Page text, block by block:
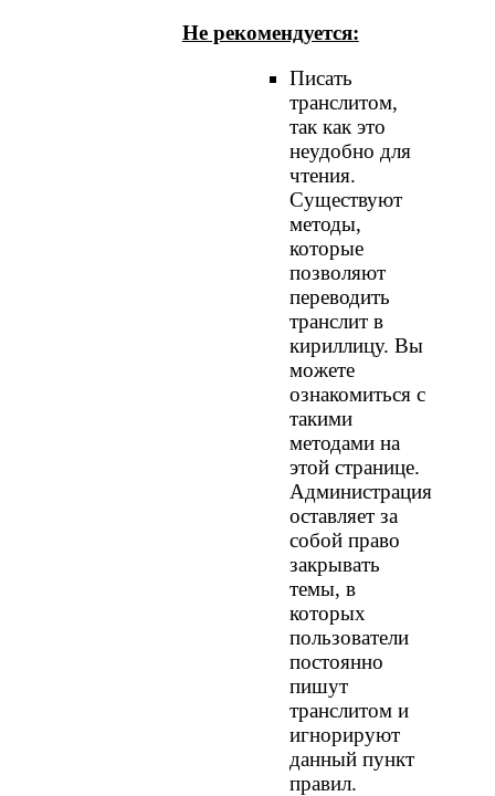
Не рекомендуется:
Писать
транслитом,
так как это
неудобно для
чтения.
Существуют
методы,
которые
позволяют
переводить
транслит в
кириллицу. Вы
можете
ознакомиться с
такими
методами на
этой странице.
Администрация
оставляет за
собой право
закрывать
темы, в
которых
пользователи
постоянно
пишут
транслитом и
игнорируют
данный пункт
правил.